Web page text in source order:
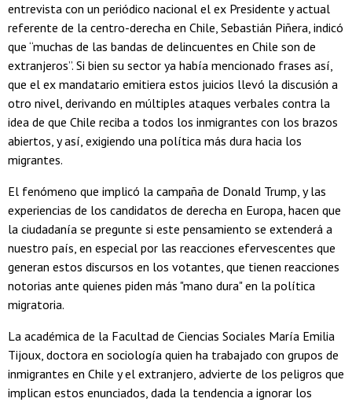
entrevista con un periódico nacional el ex Presidente y actual
referente de la centro-derecha en Chile, Sebastián Piñera, indicó
que “muchas de las bandas de delincuentes en Chile son de
extranjeros”. Si bien su sector ya había mencionado frases así,
que el ex mandatario emitiera estos juicios llevó la discusión a
otro nivel, derivando en múltiples ataques verbales contra la
idea de que Chile reciba a todos los inmigrantes con los brazos
abiertos, y así, exigiendo una política más dura hacia los
migrantes.
El fenómeno que implicó la campaña de Donald Trump, y las
experiencias de los candidatos de derecha en Europa, hacen que
la ciudadanía se pregunte si este pensamiento se extenderá a
nuestro país, en especial por las reacciones efervescentes que
generan estos discursos en los votantes, que tienen reacciones
notorias ante quienes piden más "mano dura" en la política
migratoria.
La académica de la Facultad de Ciencias Sociales María Emilia
Tijoux, doctora en sociología quien ha trabajado con grupos de
inmigrantes en Chile y el extranjero, advierte de los peligros que
implican estos enunciados, dada la tendencia a ignorar los